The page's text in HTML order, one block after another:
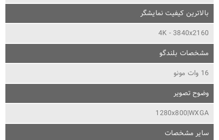
بالاترین کیفیت نمایشگر
4K - 3840x2160
مشخصات بلندگو
16 وات مونو
وضوح تصویر
1280x800|WXGA
سایر مشخصات